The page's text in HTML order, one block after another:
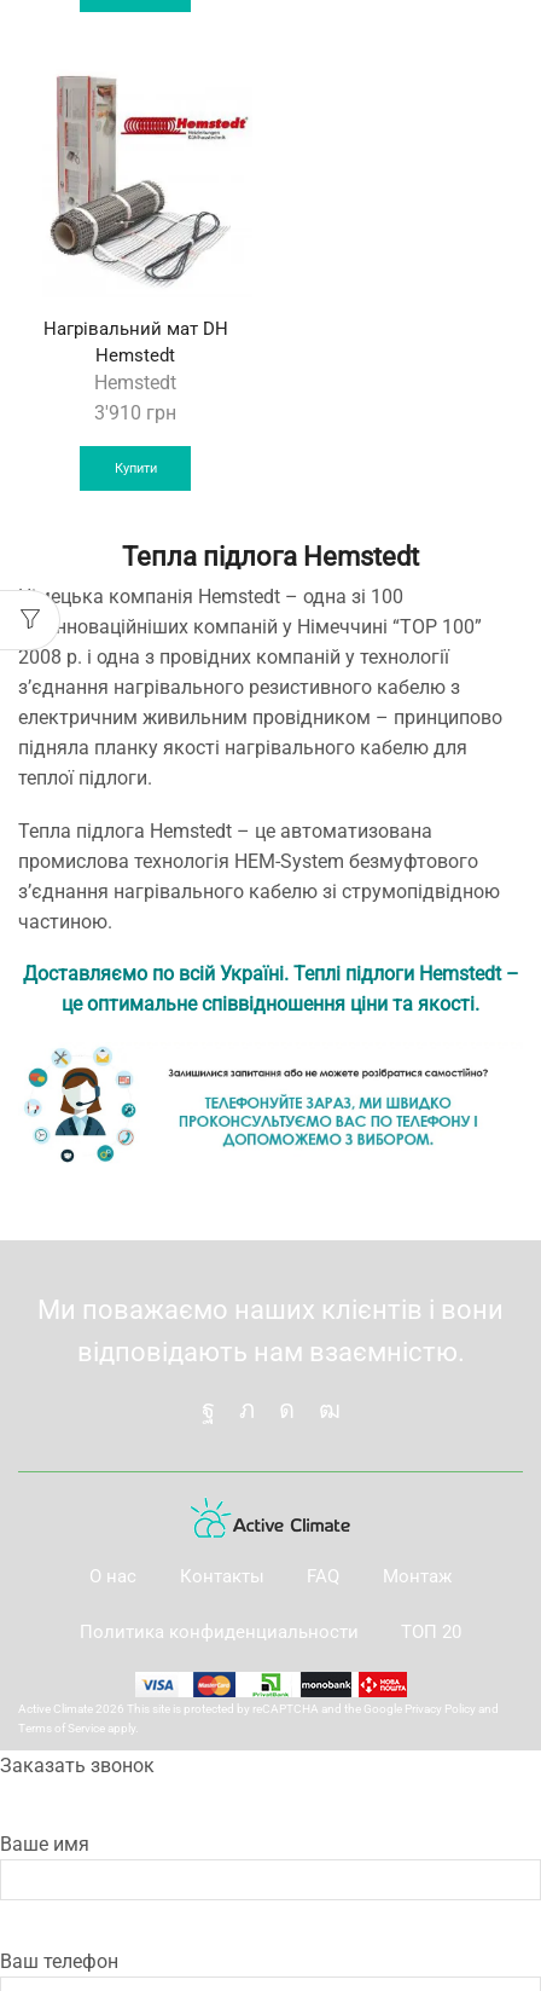
Нагрівальний мат DH
Hemstedt
Hemstedt
3'910 грн
Купити
Тепла підлога Hemstedt
Німецька компанія Hemstedt – одна зі 100
найінноваційніших компаній у Німеччині “TOP 100”
2008 р. і одна з провідних компаній у технології
з’єднання нагрівального резистивного кабелю з
електричним живильним провідником – принципово
підняла планку якості нагрівального кабелю для
теплої підлоги.
Тепла підлога Hemstedt – це автоматизована
промислова технологія HEM-System безмуфтового
з’єднання нагрівального кабелю зі струмопідвідною
частиною.
Доставляємо по всій Україні. Теплі підлоги Hemstedt –
це оптимальне співвідношення ціни та якості.
Ми поважаємо наших клієнтів і вони
відповідають нам взаємністю.
О нас Контакты FAQ Монтаж
Политика конфиденциальности ТОП 20
Active Climate 2026 This site is protected by reCAPTCHA and the Google Privacy Policy and
Terms of Service apply.
Заказать звонок
Ваше имя
Ваш телефон